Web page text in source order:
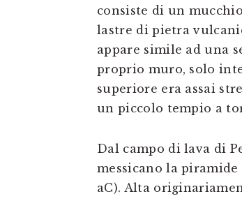
consiste di un
lastre di pietra
appare simile ad una
proprio muro, solo
superiore era assai
un piccolo tempio a
Dal campo di lava di
messicano la
aC). Alta